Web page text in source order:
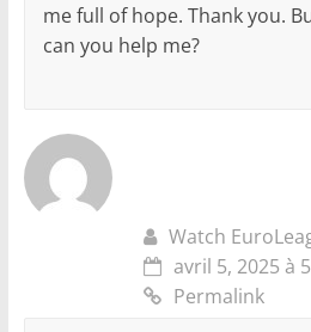
me full of hope. Thank you.
can you help me?
Watch
avril 5, 2025 à
Permalink